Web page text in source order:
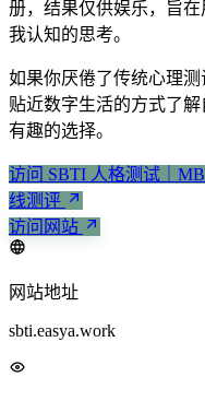
册，结果仅供娱乐，旨
我认知的思考。
如果你厌倦了传统心理
贴近数字生活的方式了
有趣的选择。
访问 SBTI 人格测试｜
线测评
访问网站
网站地址
sbti.easya.work